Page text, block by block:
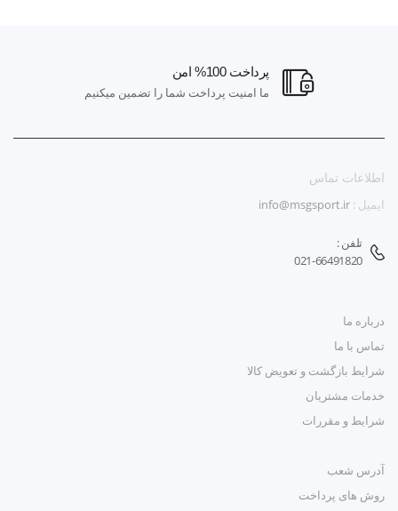
پرداخت 100% امن
ما امنیت پرداخت شما را تضمین میکنیم
اطلاعات تماس
ایمیل : info@msgsport.ir
تلفن :
021-66491820
درباره ما
تماس با ما
شرایط بازگشت و تعویض کالا
خدمات مشتریان
شرایط و مقررات
آدرس شعب
روش های پرداخت